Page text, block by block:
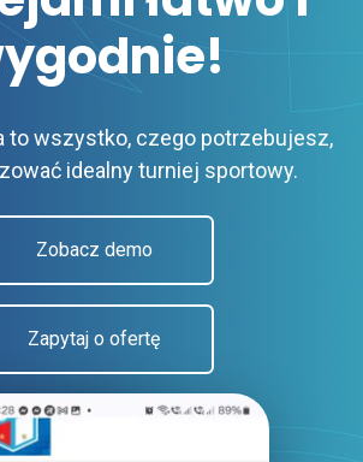
to wszystko, czego potrzebujesz,
idealny turniej sportowy.
Zobacz demo
Zapytaj o ofertę